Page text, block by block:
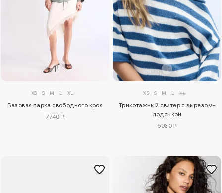
XS S M L XL
Базовая парка свободного кроя
7740 ₽
XS S M L XL
Трикотажный свитер с вырезом-
лодочкой
5030 ₽